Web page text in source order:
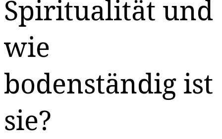
Spiritualität und
wie
bodenständig ist
sie?